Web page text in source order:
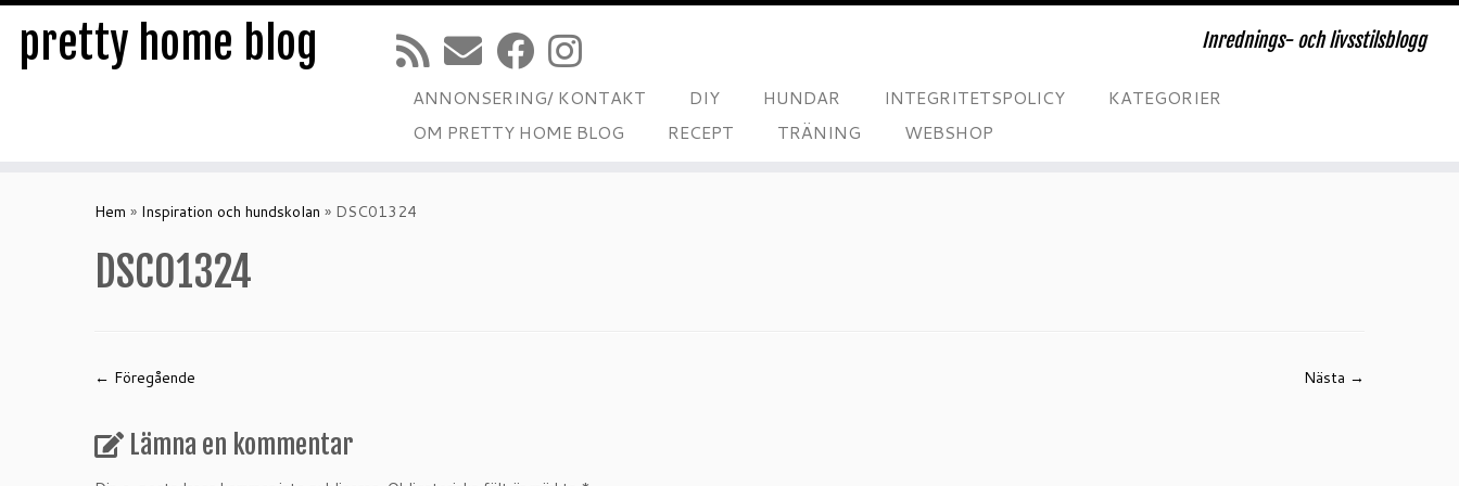
pretty home blog Inrednings- och livsstilsblogg
ANNONSERING/ KONTAKT DIY HUNDAR INTEGRITETSPOLICY
KATEGORIER
OM PRETTY HOME BLOG
RECEPT TRÄNING WEBSHOP
Hem » Inspiration och hundskolan » DSC01324
DSC01324
← Föregående Nästa →
Lämna en kommentar